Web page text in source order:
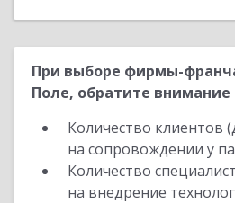
При выборе фирмы-
Поле, обратите внимание
Количество клиентов
на сопровождении у
Количество
на внедрение